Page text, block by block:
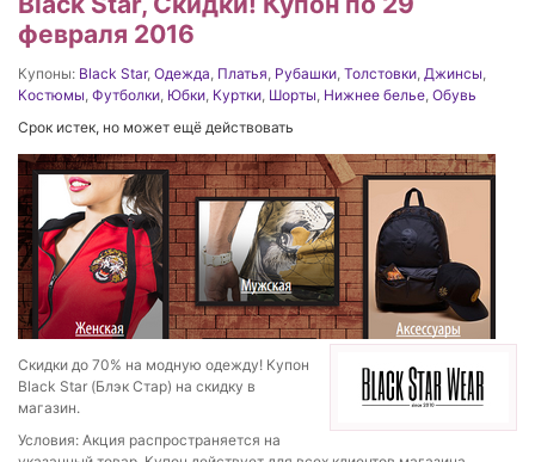
февраля 2016
Купоны: Black Star, Одежда, Платья, Рубашки, Толстовки, Джинсы,
Костюмы, Футболки, Юбки, Куртки, Шорты, Нижнее белье, Обувь
Срок истек, но может ещё действовать
Скидки до 70% на модную одежду! Купон
Black Star (Блэк Стар) на скидку в
магазин.
Условия: Акция распространяется на